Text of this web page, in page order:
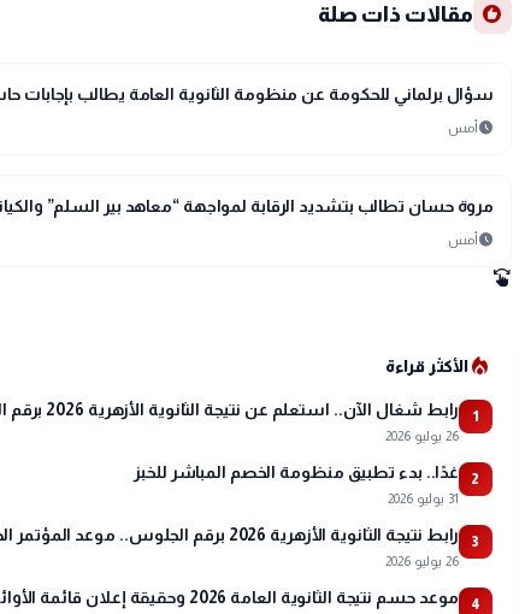
recommend مقالات ذات صلة
account_balance
برلمان ونواب
سؤال برلماني للحكومة عن منظومة الثانوية العامة يطالب بإجابات
scheduleأمس
account_balance
برلمان ونواب
مروة حسان تطالب بتشديد الرقابة لمواجهة “معاهد بير السلم”
scheduleأمس
swipe
local_fire_departmentالأكثر قراءة
1 رابط شغال الآن.. استعلم عن نتيجة الثانوية الأزهرية 2026 برقم الجلوس عبر بوابة الأزهر
26 يوليو 2026
2 غدًا.. بدء تطبيق منظومة الخصم المباشر للخبز
31 يوليو 2026
3 رابط نتيجة الثانوية الأزهرية 2026 برقم الجلوس.. موعد المؤتمر الصحفي وتفاصيل أسماء الأوائل
26 يوليو 2026
4 موعد حسم نتيجة الثانوية العامة 2026 وحقيقة إعلان قائمة الأوائل